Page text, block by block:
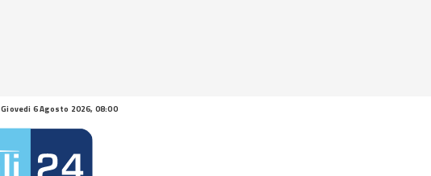
Giovedi 6 Agosto 2026, 08:00